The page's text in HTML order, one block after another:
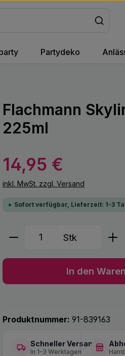
Partydeko
Flachmann
225ml
Regulärer Preis:
14,95 €
inkl. MwSt. zzgl. Versand
Sofort verfügbar, Lieferzeit: 1-3
Produkt Anzahl:
Stk
In den
Produktnummer: 91-839163
Schneller Versand
In 1–3 Werktagen